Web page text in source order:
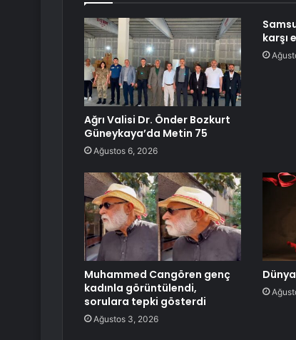
Ağrı Valisi Dr. Önder Bozkurt
Güneykaya’da Metin 75
Ağustos 6, 2026
karşı
Muhammed Cangören genç
kadınla görüntülendi,
sorulara tepki gösterdi
Ağustos 3, 2026